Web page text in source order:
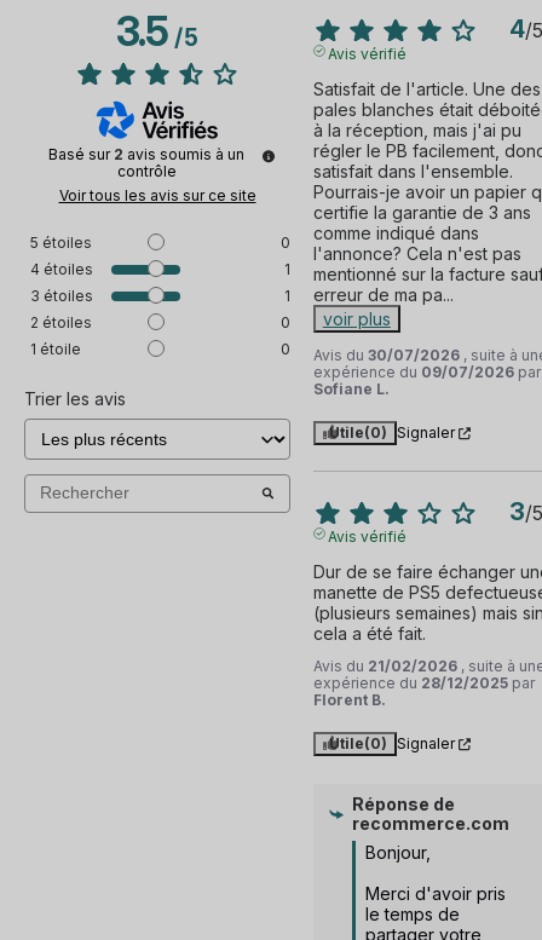
3.5/5
Basé sur 2 avis soumis à un
contrôle
Voir tous les avis sur ce site
5 étoiles
0
4 étoiles
1
3 étoiles
1
2 étoiles
0
1 étoile 0
Trier les avis
4/5
Avis vérifié
Satisfait de l'article. Une des
pales blanches était
à la réception, mais j'ai pu
régler le PB facilement,
satisfait dans l'ensemble.
Pourrais-je avoir un papier
certifie la garantie de 3 ans
comme indiqué dans
l'annonce? Cela n'est pas
mentionné sur la facture
erreur de ma pa...
voir plus
Avis du 30/07/2026 , suite à
expérience du 09/07/2026 par
Sofiane L.
Utile(0) Signaler
3/5
Avis vérifié
Dur de se faire échanger
manette de PS5
(plusieurs semaines) mais
cela a été fait.
Avis du 21/02/2026 , suite à
expérience du 28/12/2025 par
Florent B.
Utile(0) Signaler
Réponse de
recommerce.com
Bonjour,
Merci d'avoir pris
le temps de
partager votre